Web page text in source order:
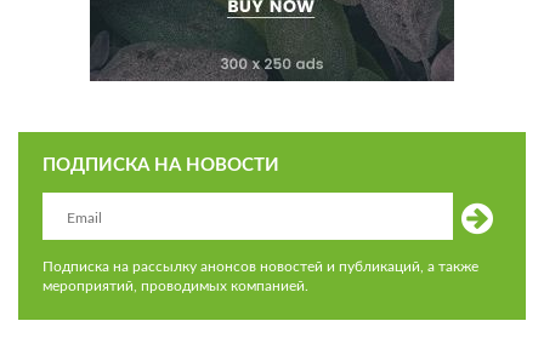
ПОДПИСКА НА НОВОСТИ
Подписка на рассылку анонсов новостей и публикаций, а также
мероприятий, проводимых компанией.